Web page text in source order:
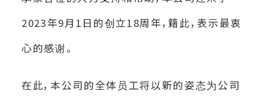
2023年9月1日的创立18周年，籍此，表示最衷
心的感谢。
在此，本公司的全体员工将以新的姿态为公司